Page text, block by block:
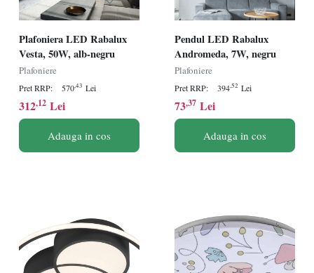
Plafoniera LED Rabalux
Vesta, 50W, alb-negru
Plafoniere
Pret RRP: 570,43 Lei
312,12 Lei
Adauga in cos
Pendul LED Rabalux
Andromeda, 7W, negru
Plafoniere
Pret RRP: 394,52 Lei
73,37 Lei
Adauga in cos